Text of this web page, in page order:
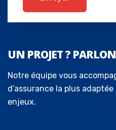
UN PROJET ?
Notre équipe vous
d’assurance la plus
enjeux.